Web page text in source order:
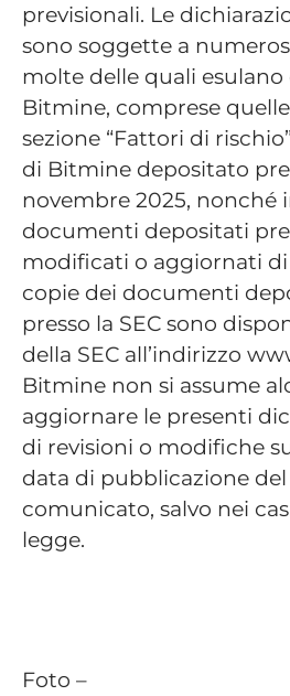
previsionali. Le
sono soggette a
molte delle quali
Bitmine, comprese
sezione “Fattori di
di Bitmine depositato
novembre 2025,
documenti depositati
modificati o aggiornati di
copie dei documenti
presso la SEC sono
della SEC all’indirizzo
Bitmine non si assume
aggiornare le presenti
di revisioni o modifiche
data di pubblicazione
comunicato, salvo nei
legge.
Foto –